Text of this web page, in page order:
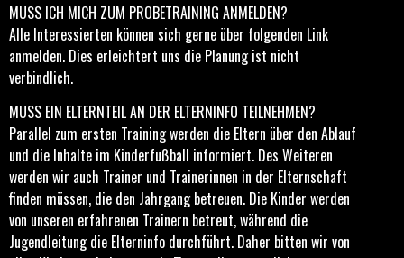
MUSS ICH MICH ZUM PROBETRAINING ANMELDEN?
Alle Interessierten können sich gerne über folgenden Link
anmelden. Dies erleichtert uns die Planung ist nicht
verbindlich.
MUSS EIN ELTERNTEIL AN DER ELTERNINFO TEILNEHMEN?
Parallel zum ersten Training werden die Eltern über den Ablauf
und die Inhalte im Kinderfußball informiert. Des Weiteren
werden wir auch Trainer und Trainerinnen in der Elternschaft
finden müssen, die den Jahrgang betreuen. Die Kinder werden
von unseren erfahrenen Trainern betreut, während die
Jugendleitung die Elterninfo durchführt. Daher bitten wir von